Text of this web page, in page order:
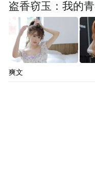
盗香窃玉：我的
爽文